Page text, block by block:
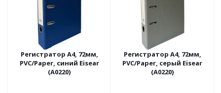
Регистратор A4, 72мм,
PVC/Paper, синий Eisear
(A0220)
Регистратор A4, 72мм,
PVC/Paper, серый Eisear
(A0220)